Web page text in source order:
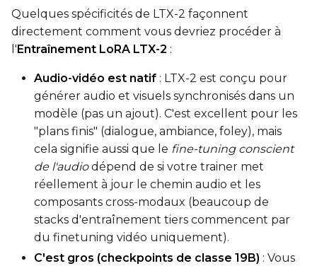
Balanced
EMA (Exponential Moving
ToggleUse EMA
Use EMA
Text Encoder Optimizations
ToggleUnload TE
Unload TE
Toggle Cache Text
Cache Text
Regularization
ToggleDifferential
Differential Output
Quelques spécificités de LTX-2 façonnent
directement comment vous devriez procéder à
l' Entraînement LoRA LTX-2 :
Audio-vidéo est natif : LTX-2 est conçu pour
générer audio et visuels synchronisés dans un
modèle (pas un ajout). C'est excellent pour les
"plans finis" (dialogue, ambiance, foley), mais
cela signifie aussi que le fine-tuning conscient
de l'audiodépend de si votre trainer met
réellement à jour le chemin audio et les
composants cross-modaux (beaucoup de
stacks d'entraînement tiers commencent par
du finetuning vidéo uniquement).
C'est gros (checkpoints de classe 19B) : Vous